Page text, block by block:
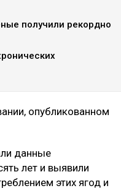
получили рекордно
опубликованном
данные
лет и выявили
этих ягод и